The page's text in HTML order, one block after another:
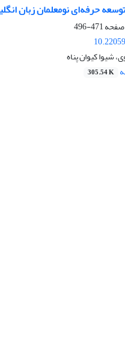
حرفه‌ای نومعلمان زبان
471-496
شیوا کیوان پناه
305.54 K